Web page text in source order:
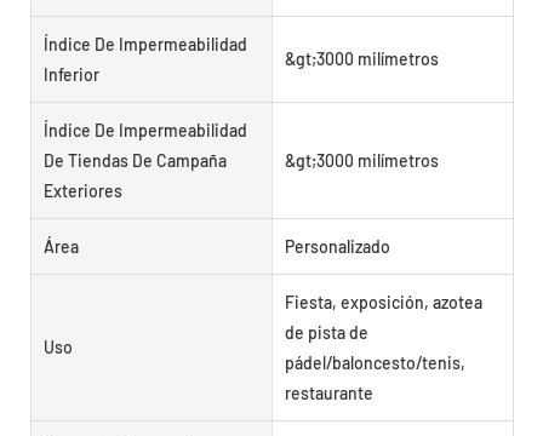
Índice De Impermeabilidad
Inferior
&gt;3000 milímetros
Índice De Impermeabilidad
De Tiendas De Campaña
Exteriores
&gt;3000 milímetros
Área Personalizado
Uso
Fiesta, exposición, azotea
de pista de
pádel/baloncesto/tenis,
restaurante